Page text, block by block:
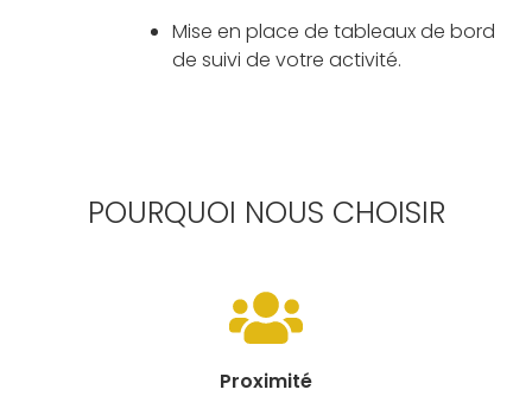
Mise en place de tableaux de bord
de suivi de votre activité.
POURQUOI NOUS CHOISIR
Proximité